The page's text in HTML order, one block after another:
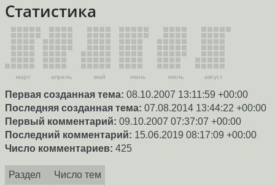
Статистика
март апрель май июнь июль август
Первая созданная тема: 08.10.2007 13:11:59 +00:00
Последняя созданная тема: 07.08.2014 13:44:22 +00:00
Первый комментарий: 09.10.2007 07:37:07 +00:00
Последний комментарий: 15.06.2019 08:17:09 +00:00
Число комментариев: 425
Раздел Число тем